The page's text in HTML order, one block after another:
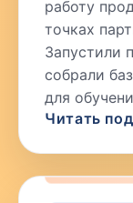
работу
точках
Запустили
собрали
для
Читать